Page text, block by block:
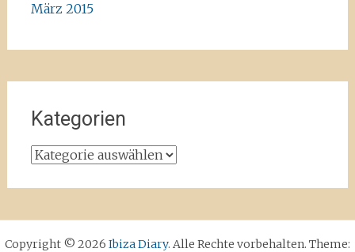
März 2015
Kategorien
Kategorien
Copyright © 2026 Ibiza Diary. Alle Rechte vorbehalten. Theme: